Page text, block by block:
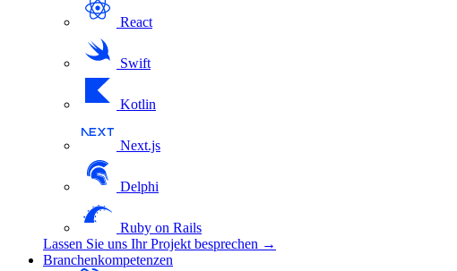
React
Swift
Kotlin
Next.js
Delphi
Ruby on Rails
Lassen Sie uns Ihr Projekt besprechen →
Branchenkompetenzen